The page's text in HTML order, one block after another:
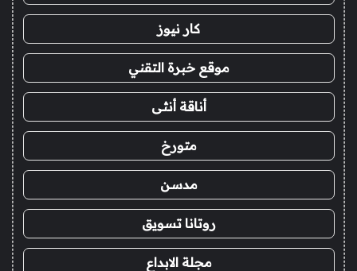
كار نيوز
موقع خبرة التقني
أناقة أنثى
متورخ
مدسن
روتانا تسويق
مجلة الابداع